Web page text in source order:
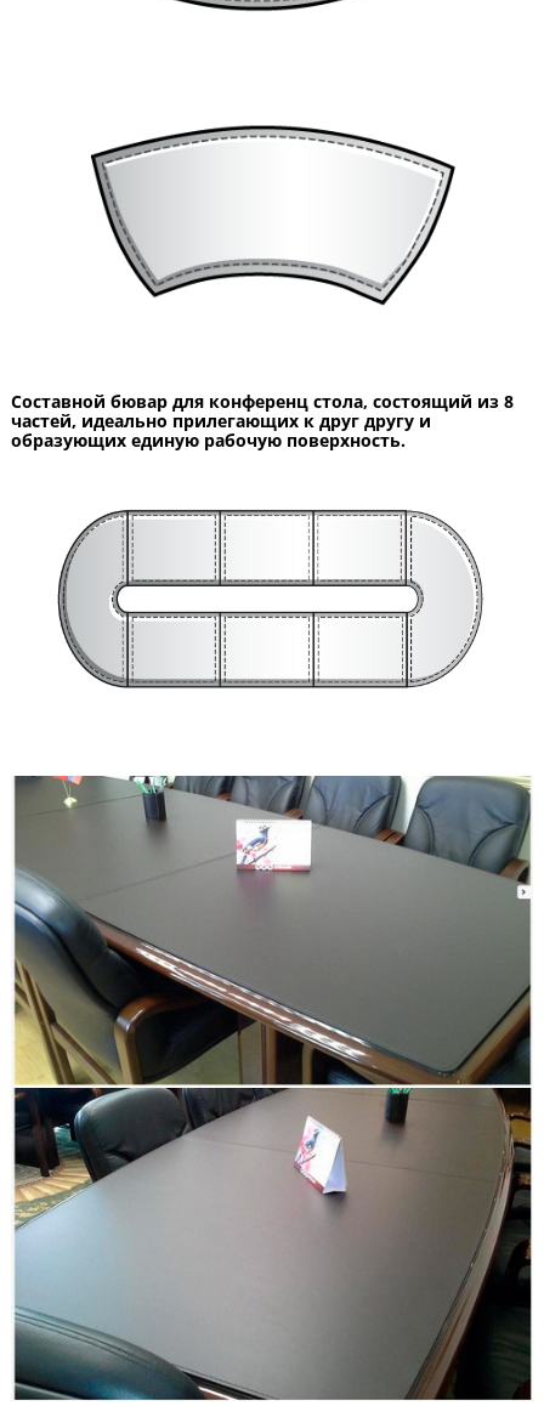
Составной бювар для конференц стола, состоящий из 8
частей, идеально прилегающих к друг другу и
образующих единую рабочую поверхность.